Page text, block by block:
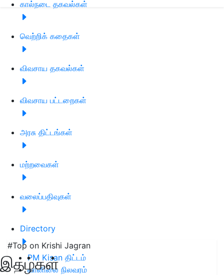
கால்நடை தகவல்கள்
வெற்றிக் கதைகள்
விவசாய தகவல்கள்
விவசாய பட்டறைகள்
அரசு திட்டங்கள்
மற்றவைகள்
வலைப்பதிவுகள்
Directory
இதழ்கள்
#Top on Krishi Jagran
PM Kisan திட்டம்
வானிலை நிலவரம்